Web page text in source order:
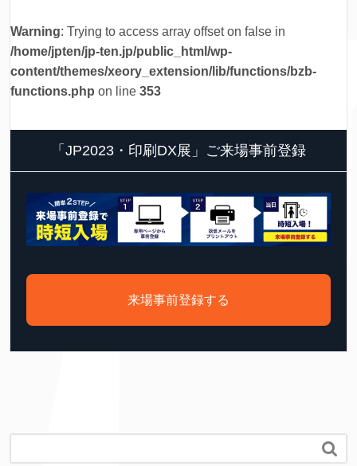
Warning: Trying to access array offset on false in
/home/jpten/jp-ten.jp/public_html/wp-
content/themes/xeory_extension/lib/functions/bzb-
functions.php on line 353
「JP2023・印刷DX展」ご来場事前登録
来場事前登録する
